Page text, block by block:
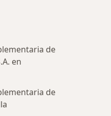
de
en
de